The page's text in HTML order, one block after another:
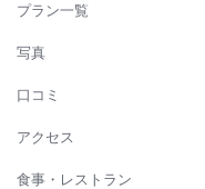
プラン一覧
写真
口コミ
アクセス
食事・レストラン